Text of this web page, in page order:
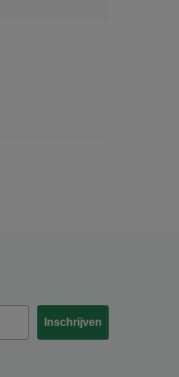
Inschrijven